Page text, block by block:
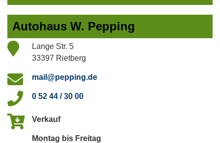
Autohaus W. Pepping
Lange Str. 5
33397 Rietberg
mail@pepping.de
0 52 44 / 30 00
Verkauf
Montag bis Freitag